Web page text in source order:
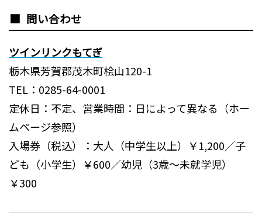
問い合わせ
ツインリンクもてぎ
栃木県芳賀郡茂木町桧山120-1
TEL：0285-64-0001
定休日：不定、営業時間：日によって異なる（ホー
ムページ参照）
入場券（税込）：大人（中学生以上）￥1,200／子
ども（小学生）￥600／幼児（3歳～未就学児）
￥300